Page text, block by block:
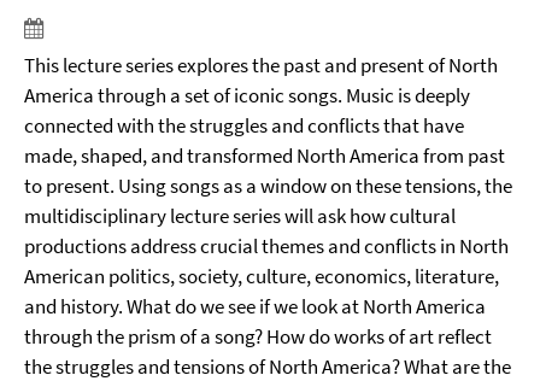
This lecture series explores the past and present of North
America through a set of iconic songs. Music is deeply
connected with the struggles and conflicts that have
made, shaped, and transformed North America from past
to present. Using songs as a window on these tensions, the
multidisciplinary lecture series will ask how cultural
productions address crucial themes and conflicts in North
American politics, society, culture, economics, literature,
and history. What do we see if we look at North America
through the prism of a song? How do works of art reflect
the struggles and tensions of North America? What are the